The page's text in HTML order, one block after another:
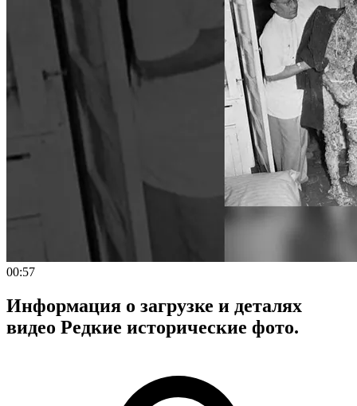
00:57
Информация о загрузке и деталях
видео Редкие исторические фото.